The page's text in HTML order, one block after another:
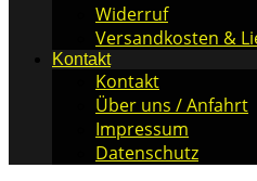
Widerruf
Versandkosten &
Kontakt
Kontakt
Über uns / Anfahrt
Impressum
Datenschutz